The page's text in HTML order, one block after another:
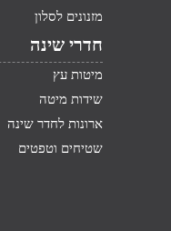
מזנונים לסלון
חדרי שינה
מיטות עץ
שידות מיטה
ארונות לחדר שינה
שטיחים וטפטים